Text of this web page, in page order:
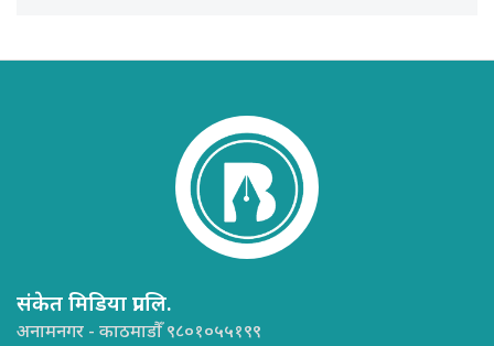
संकेत मिडिया प्रा.लि.
अनामनगर - काठमाडौँ ९८०१०५५१९९